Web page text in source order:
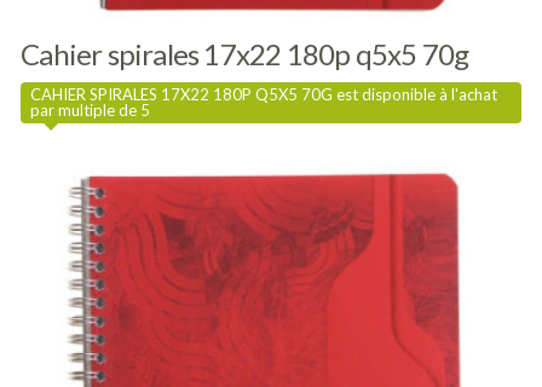
Cahier spirales 17x22 180p q5x5 70g
CAHIER SPIRALES 17X22 180P Q5X5 70G est disponible à l'achat
par multiple de 5